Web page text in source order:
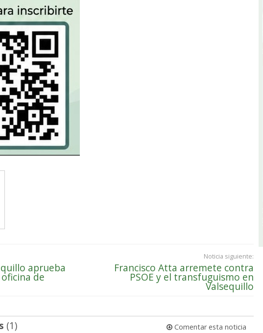
aprueba
de
Noticia siguiente:
Francisco Atta arremete contra
PSOE y el transfuguismo en
Valsequillo
(1) Comentar esta noticia